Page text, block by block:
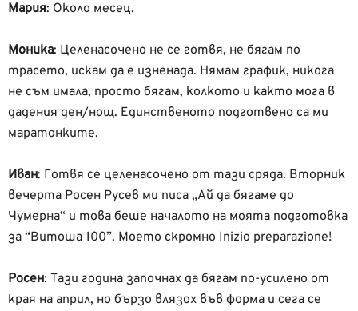
Мария: Около месец.
Моника: Целенасочено не се готвя, не бягам по
трасето, искам да е изненада. Нямам график, никога
не съм имала, просто бягам, колкото и както мога в
дадения ден/нощ. Единственото подготвено са ми
маратонките.
Иван: Готвя се целенасочено от тази сряда. Вторник
вечерта Росен Русев ми писа „Ай да бягаме до
Чумерна“ и това беше началото на моята подготовка
за “Витоша 100”. Моето скромно Inizio preparazione!
Росен: Тази година започнах да бягам по-усилено от
края на април, но бързо влязох във форма и сега се